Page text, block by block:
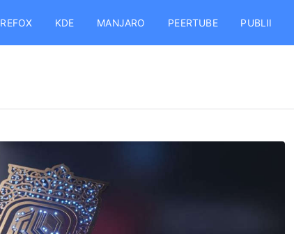
KDE MANJARO PEERTUBE PUBLII